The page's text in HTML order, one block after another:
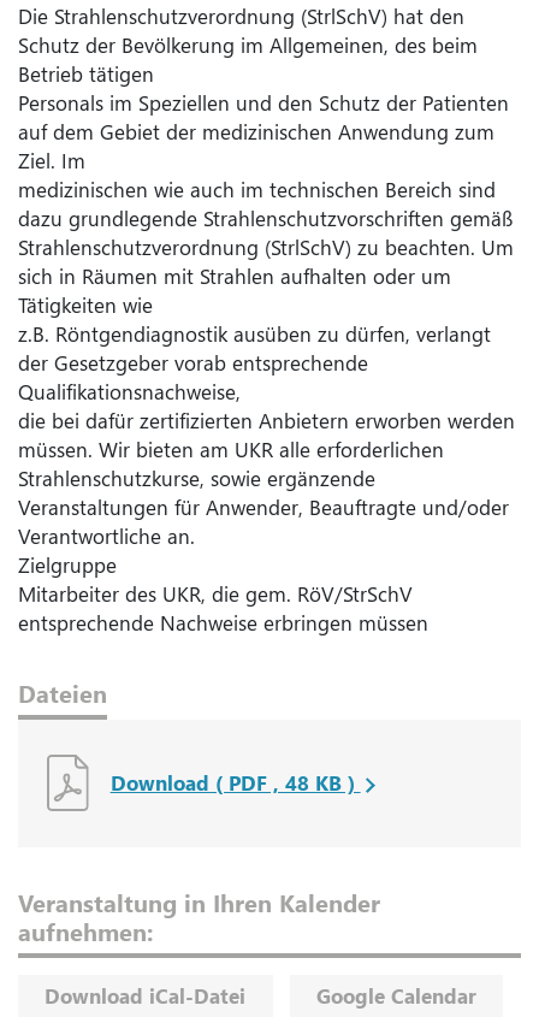
Die Strahlenschutzverordnung (StrlSchV) hat den
Schutz der Bevölkerung im Allgemeinen, des beim
Betrieb tätigen
Personals im Speziellen und den Schutz der Patienten
auf dem Gebiet der medizinischen Anwendung zum
Ziel. Im
medizinischen wie auch im technischen Bereich sind
dazu grundlegende Strahlenschutzvorschriften gemäß
Strahlenschutzverordnung (StrlSchV) zu beachten. Um
sich in Räumen mit Strahlen aufhalten oder um
Tätigkeiten wie
z.B. Röntgendiagnostik ausüben zu dürfen, verlangt
der Gesetzgeber vorab entsprechende
Qualifikationsnachweise,
die bei dafür zertifizierten Anbietern erworben werden
müssen. Wir bieten am UKR alle erforderlichen
Strahlenschutzkurse, sowie ergänzende
Veranstaltungen für Anwender, Beauftragte und/oder
Verantwortliche an.
Zielgruppe
Mitarbeiter des UKR, die gem. RöV/StrSchV
entsprechende Nachweise erbringen müssen
Dateien
Download ( PDF , 48 KB )
Veranstaltung in Ihren Kalender
aufnehmen:
Download iCal-Datei Google Calendar